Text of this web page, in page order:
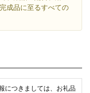
成品に至るすべての
につきましては、お礼品